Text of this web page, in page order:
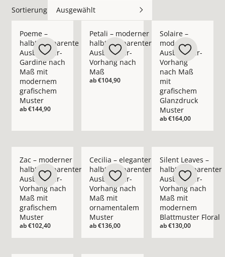
Sortierung Ausgewählt
Poeme –
halbtransparente
Ausbrenner-
Gardine nach
Maß mit
modernem
grafischem
Muster
ab€144,90
Petali – moderner
halbtransparenter
Ausbrenner-
Vorhang nach
Maß
ab€104,90
Solaire –
moderner
Ausbrenner-
Vorhang
nach Maß
mit
grafischem
Glanzdruck
Muster
ab€164,00
Zac – moderner
halbtransparenter
Ausbrenner-
Vorhang nach
Maß mit
grafischem
Muster
ab€102,40
Cecilia – eleganter
halbtransparenter
Ausbrenner-
Vorhang nach
Maß mit
ornamentalem
Muster
ab€136,00
Silent Leaves –
halbtransparenter
Ausbrenner-
Vorhang nach
Maß mit
modernem
Blattmuster Floral
ab€130,00